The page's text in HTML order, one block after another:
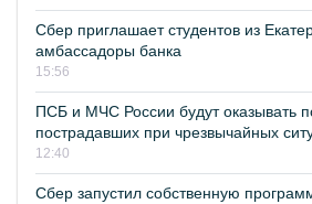
Сбер приглашает студентов из
амбассадоры банка
15:56
ПСБ и МЧС России будут оказывать
пострадавших при чрезвычайных
12:40
Сбер запустил собственную